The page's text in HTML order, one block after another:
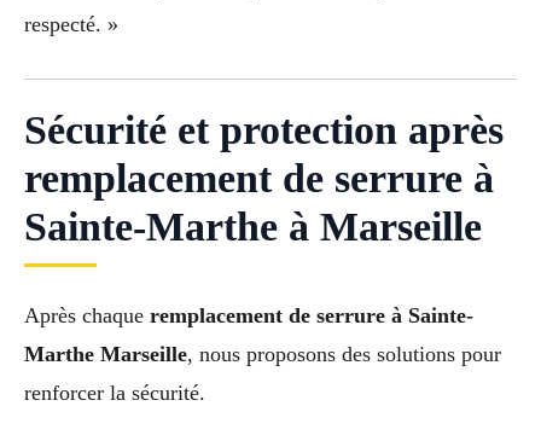
respecté. »
Sécurité et protection après
remplacement de serrure à
Sainte-Marthe à Marseille
Après chaque remplacement de serrure à Sainte-
Marthe Marseille, nous proposons des solutions pour
renforcer la sécurité.